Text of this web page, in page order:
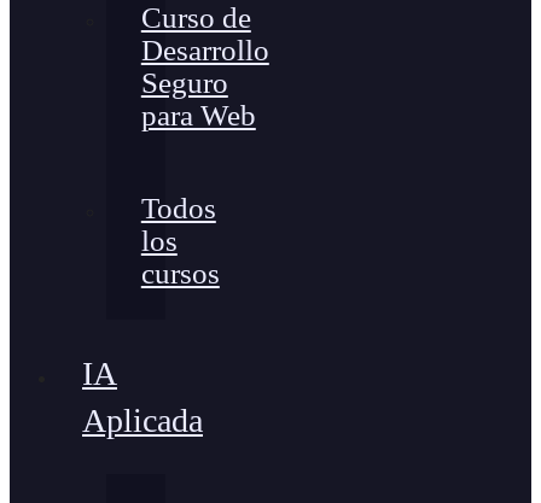
Curso de
Desarrollo
Seguro
para Web
Todos
los
cursos
IA
Aplicada